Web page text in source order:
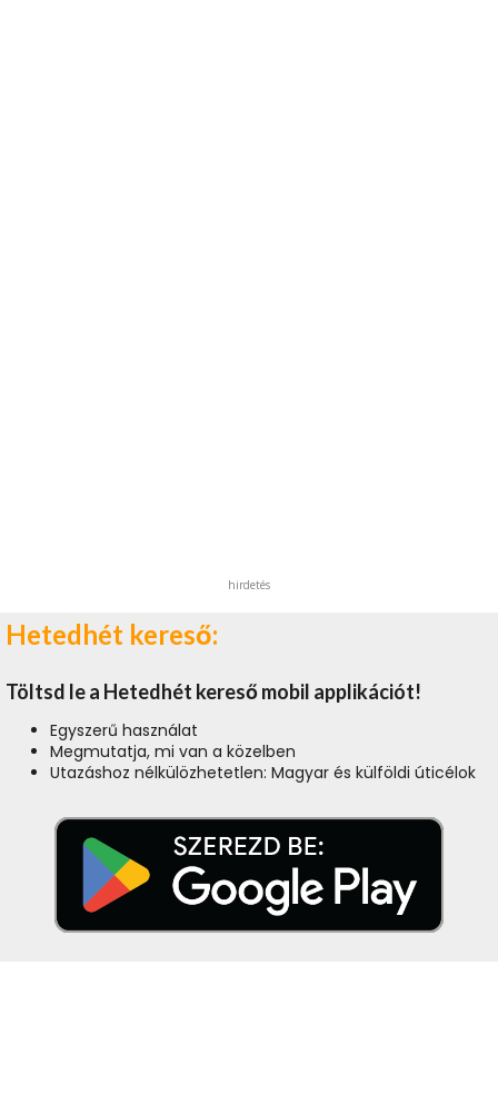
hirdetés
Hetedhét kereső:
Töltsd le a Hetedhét kereső mobil applikációt!
Egyszerű használat
Megmutatja, mi van a közelben
Utazáshoz nélkülözhetetlen: Magyar és külföldi úticélok